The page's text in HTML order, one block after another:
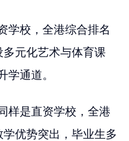
学校，全港综合排名
元化艺术与体育课
学通道。
样是直资学校，全港
优势突出，毕业生多